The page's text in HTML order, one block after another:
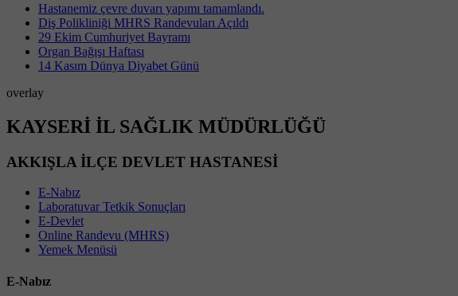
Hastanemiz çevre duvarı yapımı tamamlandı.
Diş Polikliniği MHRS Randevuları Açıldı
29 Ekim Cumhuriyet Bayramı
Organ Bağışı Haftası
14 Kasım Dünya Diyabet Günü
overlay
KAYSERİ İL SAĞLIK MÜDÜRLÜĞÜ
AKKIŞLA İLÇE DEVLET HASTANESİ
E-Nabız
Laboratuvar Tetkik Sonuçları
E-Devlet
Online Randevu (MHRS)
Yemek Menüsü
E-Nabız